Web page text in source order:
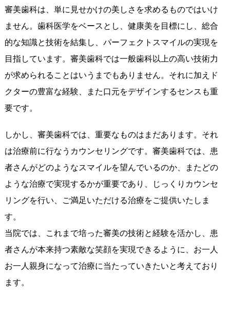
審美歯科は、単に見せかけの美しさを求めるものではいけ
ません。歯科医学をベースとし、健康美を目標にし、総合
的な知識と技術を結集し、パーフェクトスマイルの実現を
目指しています。審美歯科では一般歯科以上の高い技術力
が求められることはいうまでもありません。それに加えド
クターの豊富な経験、また口元をデザインするセンスも重
要です。
しかし、審美歯科では、重要なものはまだあります。それ
は治療前に行なうカウンセリングです。審美歯科では、患
者さんがどのようなスマイルを望んでいるのか、またどの
ような治療で実現するかが重要であり、じっくりカウンセ
リングを行い、ご満足いただける治療をご提供いたしま
す。
当院では、これまで培った審美の技術と経験を活かし、患
者さんが本来持つ素敵な笑顔を実現できるように、お一人
お一人親身になって治療に当たっていきたいと考えており
ます。